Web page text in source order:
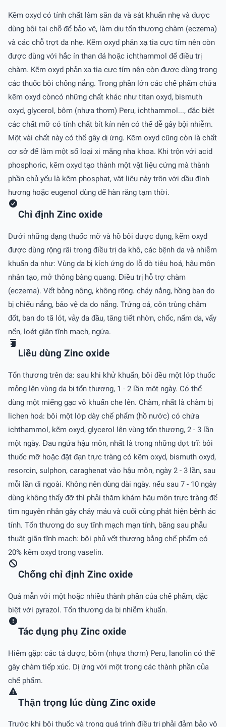
Kẽm oxyd có tính chất làm săn da và sát khuẩn nhẹ và được
dùng bôi tại chỗ để bảo vệ, làm dịu tổn thương chàm (eczema)
và các chỗ trợt da nhẹ. Kẽm oxyd phản xạ tia cực tím nên còn
được dùng với hắc ín than đá hoặc ichthammol để điều trị
chàm. Kẽm oxyd phản xạ tia cực tím nên còn được dùng trong
các thuốc bôi chống nắng. Trong phần lớn các chế phẩm chứa
kẽm oxyd còncó những chất khác như titan oxyd, bismuth
oxyd, glycerol, bôm (nhựa thơm) Peru, ichthammol..., đặc biệt
các chất mỡ có tính chất bít kín nên có thể dễ gây bội nhiễm.
Một vài chất này có thể gây dị ứng. Kẽm oxyd cũng còn là chất
cơ sở để làm một số loại xi măng nha khoa. Khi trộn với acid
phosphoric, kẽm oxyd tạo thành một vật liệu cứng mà thành
phần chủ yếu là kẽm phosphat, vật liệu này trộn với dầu đinh
hương hoặc eugenol dùng để hàn răng tạm thời.
Chỉ định Zinc oxide
Dưới những dạng thuốc mỡ và hồ bôi dược dụng, kẽm oxyd
được dùng rộng rãi trong điều trị da khô, các bệnh da và nhiễm
khuẩn da như: Vùng da bị kích ứng do lỗ dò tiêu hoá, hậu môn
nhân tạo, mở thông bàng quang. Điều trị hỗ trợ chàm
(eczema). Vết bỏng nông, không rộng. cháy nắng, hồng ban do
bị chiếu nắng, bảo vệ da do nắng. Trứng cá, côn trùng châm
đốt, ban do tã lót, vảy da đầu, tăng tiết nhờn, chốc, nấm da, vẩy
nến, loét giãn tĩnh mạch, ngứa.
Liều dùng Zinc oxide
Tổn thương trên da: sau khi khử khuẩn, bôi đều một lớp thuốc
mỏng lên vùng da bị tổn thương, 1 - 2 lần một ngày. Có thể
dùng một miếng gạc vô khuẩn che lên. Chàm, nhất là chàm bị
lichen hoá: bôi một lớp dày chế phẩm (hồ nước) có chứa
ichthammol, kẽm oxyd, glycerol lên vùng tổn thương, 2 - 3 lần
một ngày. Đau ngứa hậu môn, nhất là trong những đợt trĩ: bôi
thuốc mỡ hoặc đặt đạn trực tràng có kẽm oxyd, bismuth oxyd,
resorcin, sulphon, caraghenat vào hậu môn, ngày 2 - 3 lần, sau
mỗi lần đi ngoài. Không nên dùng dài ngày. nếu sau 7 - 10 ngày
dùng không thấy đỡ thì phải thăm khám hậu môn trực tràng để
tìm nguyên nhân gây chảy máu và cuối cùng phát hiện bệnh ác
tính. Tổn thương do suy tĩnh mạch mạn tính, băng sau phẫu
thuật giãn tĩnh mạch: bôi phủ vết thương bằng chế phẩm có
20% kẽm oxyd trong vaselin.
Chống chỉ định Zinc oxide
Quá mẫn với một hoặc nhiều thành phần của chế phẩm, đặc
biệt với pyrazol. Tổn thương da bị nhiễm khuẩn.
Tác dụng phụ Zinc oxide
Hiếm gặp: các tá dược, bôm (nhựa thơm) Peru, lanolin có thể
gây chàm tiếp xúc. Dị ứng với một trong các thành phần của
chế phẩm.
Thận trọng lúc dùng Zinc oxide
Trước khi bôi thuốc và trong quá trình điều trị phải đảm bảo vô